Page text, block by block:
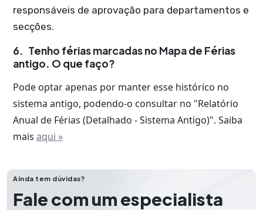
responsáveis de aprovação para departamentos e
secções.
6. Tenho férias marcadas no Mapa de Férias
antigo. O que faço?
Pode optar apenas por manter esse histórico no
sistema antigo, podendo-o consultar no "Relatório
Anual de Férias (Detalhado - Sistema Antigo)". Saiba
mais aqui »
Ainda tem dúvidas?
Fale com um especialista